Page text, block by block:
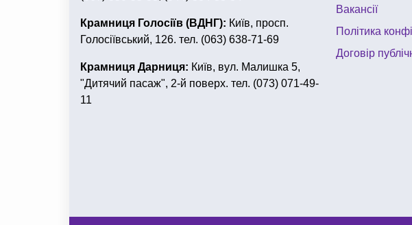
Крамниця Голосіїв (ВДНГ): Київ, просп.
Голосіївський, 126. тел. (063) 638-71-69
Крамниця Дарниця: Київ, вул. Малишка 5,
"Дитячий пасаж", 2-й поверх. тел. (073) 071-49-
11
Вакансії
Політика
Договір